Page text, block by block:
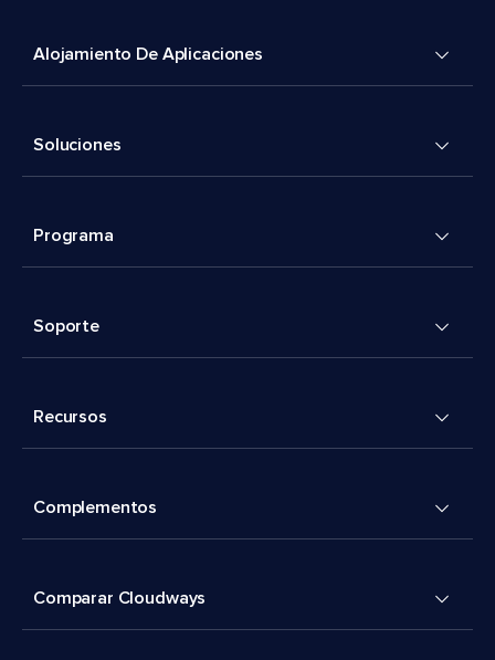
Alojamiento De Aplicaciones
Soluciones
Programa
Soporte
Recursos
Complementos
Comparar Cloudways